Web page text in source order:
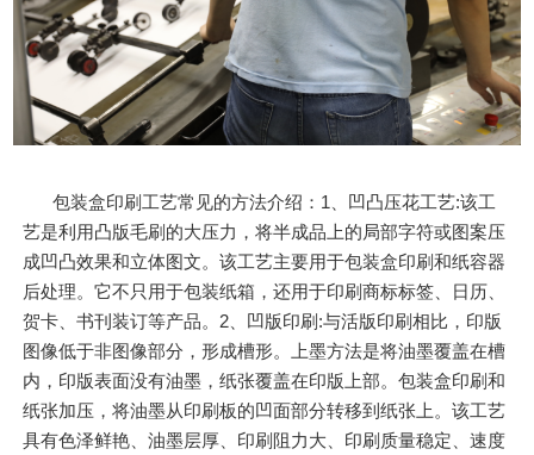
包装盒印刷工艺常见的方法介绍：1、凹凸压花工艺:该工
艺是利用凸版毛刷的大压力，将半成品上的局部字符或图案压
成凹凸效果和立体图文。该工艺主要用于包装盒印刷和纸容器
后处理。它不只用于包装纸箱，还用于印刷商标标签、日历、
贺卡、书刊装订等产品。2、凹版印刷:与活版印刷相比，印版
图像低于非图像部分，形成槽形。上墨方法是将油墨覆盖在槽
内，印版表面没有油墨，纸张覆盖在印版上部。包装盒印刷和
纸张加压，将油墨从印刷板的凹面部分转移到纸张上。该工艺
具有色泽鲜艳、油墨层厚、印刷阻力大、印刷质量稳定、速度